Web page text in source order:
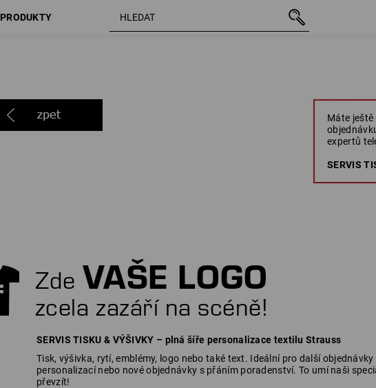
Máte
expertů
SERVIS
SERVIS TISKU & VÝŠIVKY – plná šíře personalizace textilu Strauss
Tisk, výšivka, rytí, emblémy, logo nebo také text. Ideální pro další objednávky
personalizací nebo nové objednávky s přáním poradenství. To umí naši
převzít!
PRODUKTY